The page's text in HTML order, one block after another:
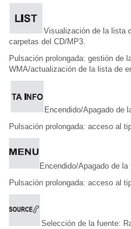
Visualización de la lista
carpetas del CD/MP3.
Pulsación prolongada: gestión de
WMA/actualización de la lista de
Encendido/Apagado de
Pulsación prolongada: acceso al
Encendido/Apagado de
Pulsación prolongada: acceso al
Selección de la fuente: